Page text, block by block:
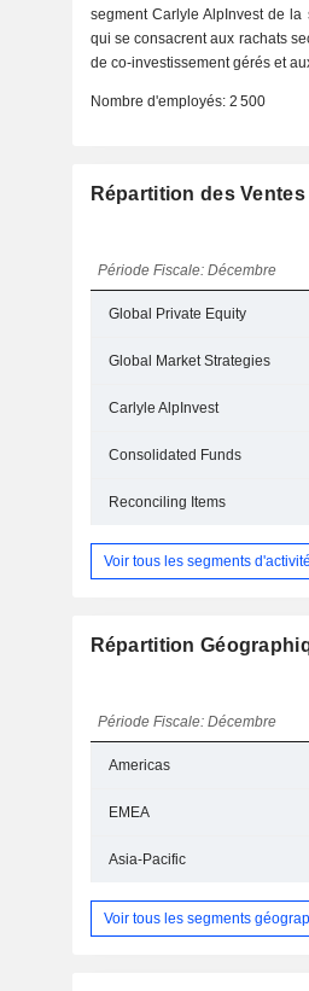
segment Carlyle AlpInvest de
qui se consacrent aux rachats
de co-investissement gérés et
Nombre d'employés: 2 500
Répartition des
Période Fiscale: Décembre
Global Private Equity
Global Market Strategies
Carlyle AlpInvest
Consolidated Funds
Reconciling Items
Voir tous les segments
Répartition
Période Fiscale: Décembre
Americas
EMEA
Asia-Pacific
Voir tous les segments